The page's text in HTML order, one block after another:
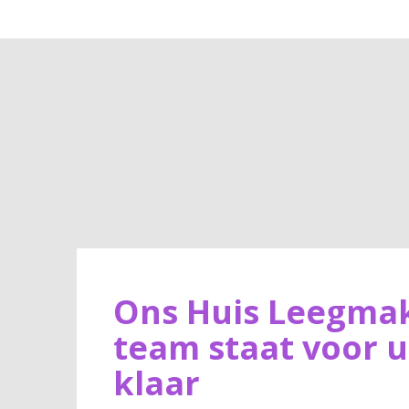
Ons Huis
team staat voor u
klaar